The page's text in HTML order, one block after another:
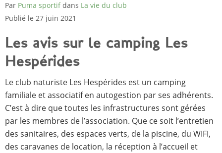
Par Puma sportif dans La vie du club
Publié le 27 juin 2021
Les avis sur le camping Les
Hespérides
Le club naturiste Les Hespérides est un camping
familiale et associatif en autogestion par ses adhérents.
C’est à dire que toutes les infrastructures sont gérées
par les membres de l’association. Que ce soit l’entretien
des sanitaires, des espaces verts, de la piscine, du WIFI,
des caravanes de location, la réception à l’accueil et